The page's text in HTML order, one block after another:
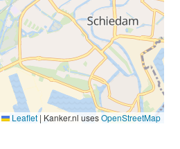
Leaflet | Kanker.nl usesOpenStreetMap